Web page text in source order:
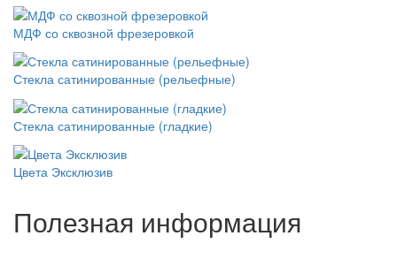
МДФ со сквозной фрезеровкой
Стекла сатинированные (рельефные)
Стекла сатинированные (гладкие)
Цвета Эксклюзив
Полезная информация